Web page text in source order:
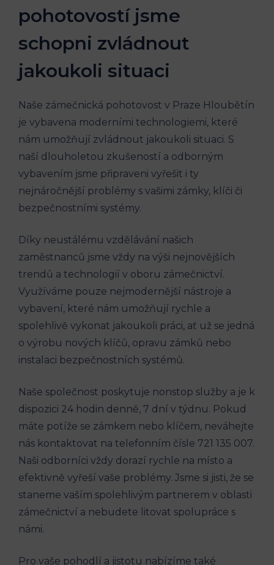
pohotovostí jsme
schopni zvládnout
jakoukoli situaci
Naše zámečnická pohotovost v Praze Hloubětín
je vybavena moderními technologiemi, které
nám umožňují zvládnout jakoukoli situaci. S
naší dlouholetou zkušeností a odborným
vybavením jsme připraveni vyřešit i ty
nejnáročnější problémy s vašimi zámky, klíči či
bezpečnostními systémy.
Díky neustálému vzdělávání našich
zaměstnanců jsme vždy na výši nejnovějších
trendů a technologií v oboru zámečnictví.
Využíváme pouze nejmodernější nástroje a
vybavení, které nám umožňují rychle a
spolehlivě vykonat jakoukoli práci, ať už se jedná
o výrobu nových klíčů, opravu zámků nebo
instalaci bezpečnostních systémů.
Naše společnost poskytuje nonstop služby a je k
dispozici 24 hodin denně, 7 dní v týdnu. Pokud
máte potíže se zámkem nebo klíčem, neváhejte
nás kontaktovat na telefonním čísle 721 135 007.
Naši odborníci vždy dorazí rychle na místo a
efektivně vyřeší vaše problémy. Jsme si jisti, že se
staneme vaším spolehlivým partnerem v oblasti
zámečnictví a nebudete litovat spolupráce s
námi.
Pro vaše pohodlí a jistotu nabízíme také